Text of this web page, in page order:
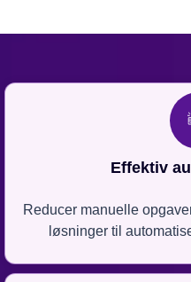
Effektiv
Reducer manuelle
løsninger til